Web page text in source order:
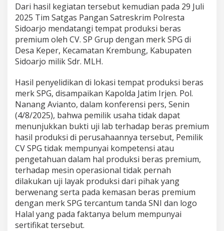
B
e
r
a
s
”
Dari hasil kegiatan tersebut kemudian pada 29 Juli
2025 Tim Satgas Pangan Satreskrim Polresta
Sidoarjo mendatangi tempat produksi beras
premium oleh CV. SP Grup dengan merk SPG di
Desa Keper, Kecamatan Krembung, Kabupaten
Sidoarjo milik Sdr. MLH.
Hasil penyelidikan di lokasi tempat produksi beras
merk SPG, disampaikan Kapolda Jatim Irjen. Pol.
Nanang Avianto, dalam konferensi pers, Senin
(4/8/2025), bahwa pemilik usaha tidak dapat
menunjukkan bukti uji lab terhadap beras premium
hasil produksi di perusahaannya tersebut, Pemilik
CV SPG tidak mempunyai kompetensi atau
pengetahuan dalam hal produksi beras premium,
terhadap mesin operasional tidak pernah
dilakukan uji layak produksi dari pihak yang
berwenang serta pada kemasan beras premium
dengan merk SPG tercantum tanda SNI dan logo
Halal yang pada faktanya belum mempunyai
sertifikat tersebut.